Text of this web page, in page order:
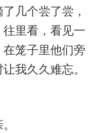
几个尝了尝，
里看，看见一
笼子里他们旁
我久久难忘。